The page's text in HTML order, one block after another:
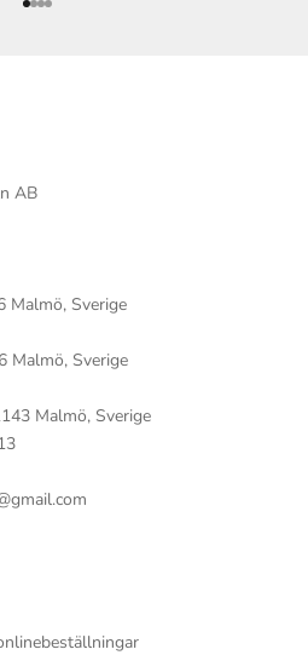
Gå till 1
Gå till 2
Gå till 3
Gå till 4
AB
Malmö, Sverige
Malmö, Sverige
Malmö, Sverige